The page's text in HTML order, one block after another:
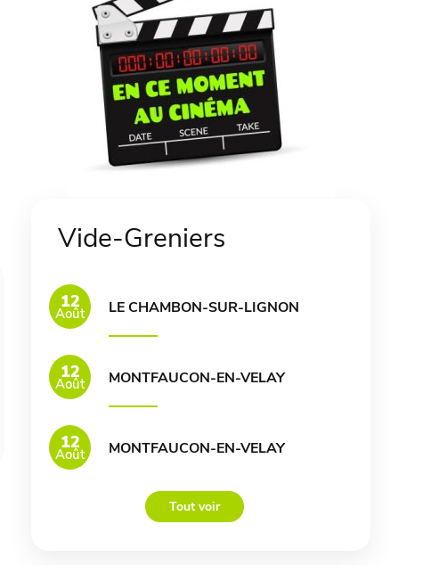
Vide-Greniers
12
Août LE CHAMBON-SUR-LIGNON
12
Août MONTFAUCON-EN-VELAY
12
Août MONTFAUCON-EN-VELAY
Tout voir